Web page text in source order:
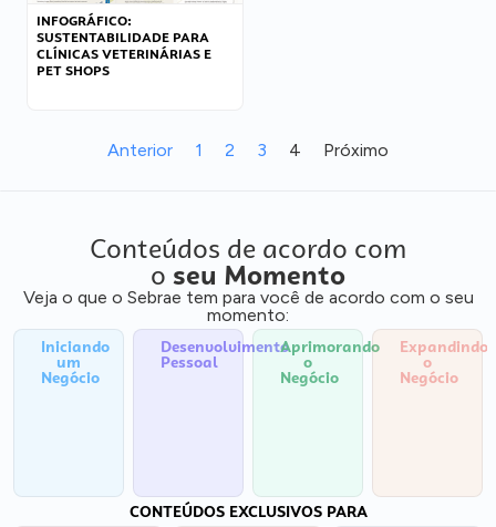
INFOGRÁFICO:
SUSTENTABILIDADE PARA
CLÍNICAS VETERINÁRIAS E
PET SHOPS
Anterior 1 2 3 4 Próximo
Conteúdos de acordo com
o seu Momento
Veja o que o Sebrae tem para você de acordo com o seu
momento:
Iniciando
um
Negócio
Desenvolvimento
Pessoal
Aprimorando
o
Negócio
Expandindo
o
Negócio
CONTEÚDOS EXCLUSIVOS PARA